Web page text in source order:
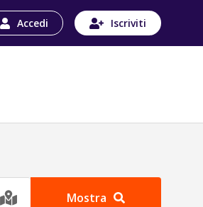
Accedi Iscriviti
Mostra